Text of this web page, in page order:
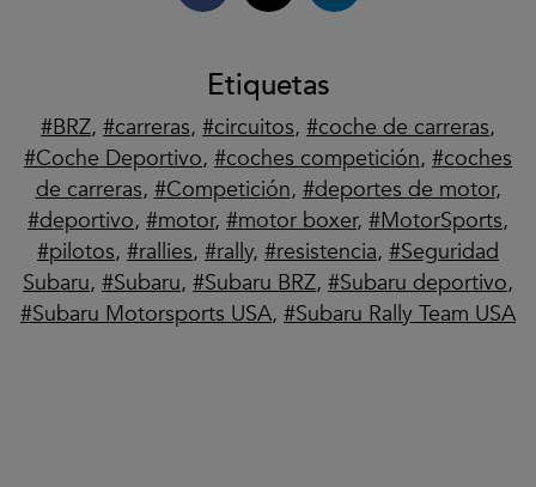
Etiquetas
BRZ, carreras, circuitos, coche de carreras,
Coche Deportivo, coches competición,
coches
de carreras, Competición, deportes de motor,
deportivo, motor, motor boxer, MotorSports,
pilotos, rallies, rally, resistencia,
Seguridad
Subaru, Subaru, Subaru BRZ, Subaru deportivo,
Subaru Motorsports USA, Subaru Rally Team USA